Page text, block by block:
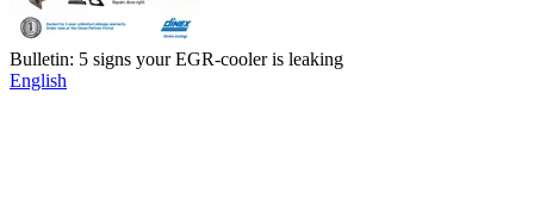
Bulletin: 5 signs your EGR-cooler is leaking
English